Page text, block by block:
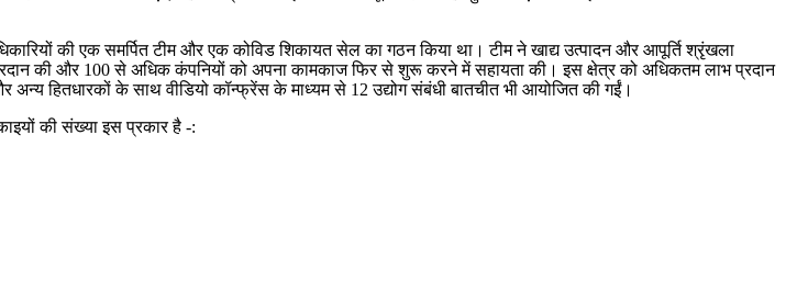
की एक समर्पित टीम और एक कोविड शिकायत सेल का गठन किया था। टीम ने खाद्य उत्पादन और आपूर्ति श्रृंखला
की और 100 से अधिक कंपनियों को अपना कामकाज फिर से शुरू करने में सहायता की। इस क्षेत्र को अधिकतम लाभ प्रदान
हितधारकों के साथ वीडियो कॉन्फ्रेंस के माध्यम से 12 उद्योग संबंधी बातचीत भी आयोजित की गईं।
की संख्या इस प्रकार है -: